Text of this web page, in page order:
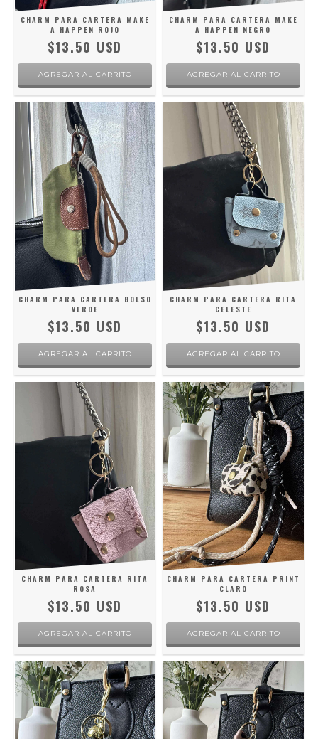
CHARM PARA CARTERA MAKE
A HAPPEN ROJO
$13.50 USD
CHARM PARA CARTERA MAKE
A HAPPEN NEGRO
$13.50 USD
CHARM PARA CARTERA BOLSO
VERDE
$13.50 USD
CHARM PARA CARTERA RITA
CELESTE
$13.50 USD
CHARM PARA CARTERA RITA
ROSA
$13.50 USD
CHARM PARA CARTERA PRINT
CLARO
$13.50 USD